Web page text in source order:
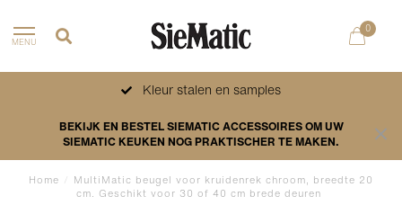
MENU
0
Kleur stalen en samples
BEKIJK EN BESTEL SIEMATIC ACCESSOIRES OM UW
SIEMATIC KEUKEN NOG PRAKTISCHER TE MAKEN.
Home
MultiMatic beugel voor kruidenrek chroom, breedte 20
cm. Geschikt voor 30 of 40 cm brede deuren